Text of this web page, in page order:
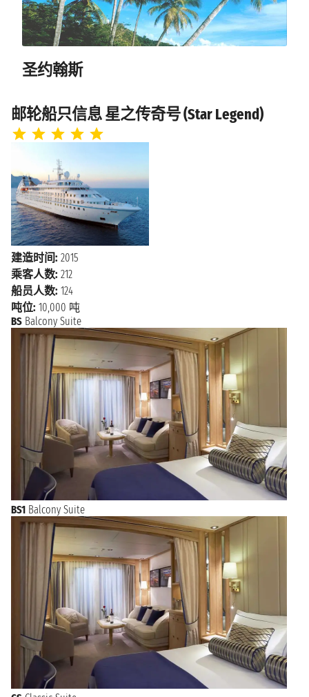
2028年2月3日星期四
上午8:00 - 下午10:00
菲利普斯堡
2028年2月4日星期五
上午8:00 - 下午5:00
2028年2月5日星期六
上午9:00 - 下午10:00
约斯特·范代
2028年2月6日星期日
上午8:00 - 下午5:00
2028年2月7日星期一
上午7:00 - 下午7:00
2028年2月8日星期二
2028年2月9日星期三
上午9:00 - 下午10:00
2028年2月10日星期四
上午8:00 - 下午10:00
贝基亚岛
2028年2月11日星期五
上午8:00 - 下午5:00
迈罗岛
2028年2月12日星期六
上午10:00 - 下午5:00
勒桑特斯群
2028年2月13日星期日
上午8:00 - 下午3:00
马里戈特
2028年2月14日星期一
上午7:00 下午11:59
圣约翰斯
圣约翰斯
邮轮船只信息 星之传奇号 (Star Legend)
建造时间: 2015
乘客人数: 212
船员人数: 124
吨位: 10,000 吨
BS Balcony Suite
BS1 Balcony Suite